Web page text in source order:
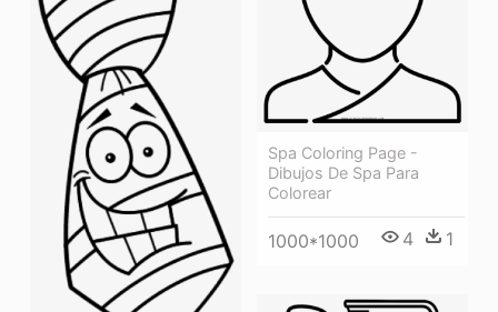
Spa Coloring Page -
Dibujos De Spa Para
Colorear
1000*1000 4 1